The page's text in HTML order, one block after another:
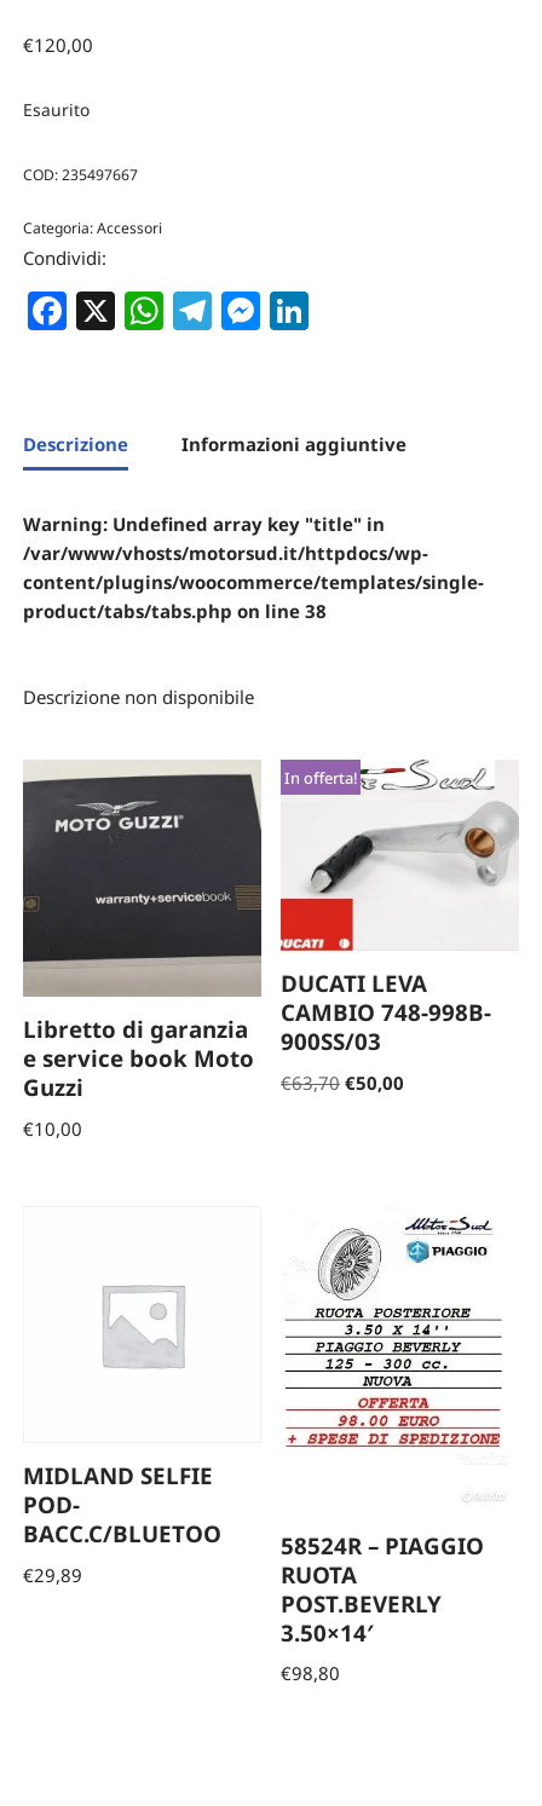
€120,00
Esaurito
COD:235497667
Categoria:Accessori
Condividi:
Facebook
X WhatsApp
Telegram
Messenger
Descrizione Informazioni aggiuntive
Warning: Undefined array key "title" in
/var/www/vhosts/motorsud.it/httpdocs/wp-
content/plugins/woocommerce/templates/single-
product/tabs/tabs.php on line38
Descrizione non disponibile
Libretto di garanzia
e service book Moto
Guzzi
€10,00
In offerta!
DUCATI LEVA
CAMBIO 748-998B-
900SS/03
€63,70 €50,00
MIDLAND SELFIE
POD-
BACC.C/BLUETOO
€29,89
58524R – PIAGGIO
RUOTA
POST.BEVERLY
3.50×14′
€98,80